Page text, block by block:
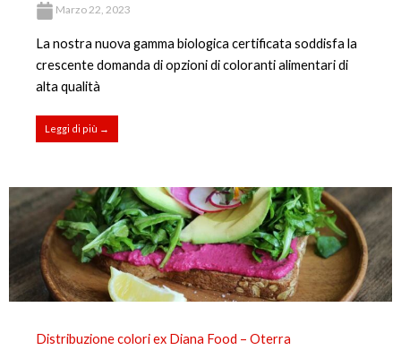
Marzo 22, 2023
La nostra nuova gamma biologica certificata soddisfa la
crescente domanda di opzioni di coloranti alimentari di
alta qualità
Leggi di più →
Distribuzione colori ex Diana Food – Oterra